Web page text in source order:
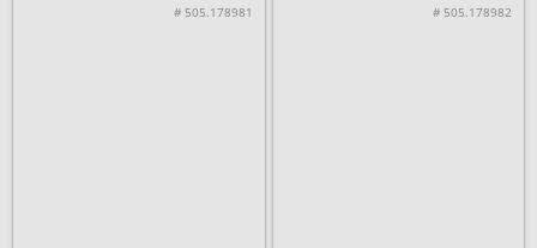
# 505.178981 # 505.178982